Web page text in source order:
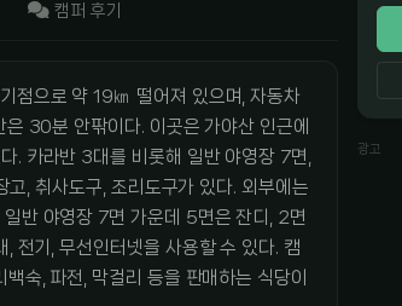
캠퍼 후기
점으로 약 19㎞ 떨어져 있으며, 자동차
30분 안팎이다. 이곳은 가야산 인근에
. 카라반 3대를 비롯해 일반 야영장 7면,
, 취사도구, 조리도구가 있다. 외부에는
반 야영장 7면 가운데 5면은 잔디, 2면
전기, 무선인터넷을 사용할 수 있다. 캠
숙, 파전, 막걸리 등을 판매하는 식당이
광고